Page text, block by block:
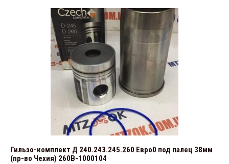
Гильзо-комплект Д 240.243.245.260 Евро0 под палец 38мм
(пр-во Чехия) 260В-1000104